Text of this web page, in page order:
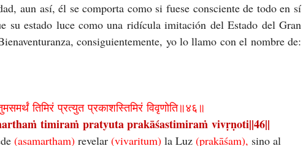
aun así, él se comporta como si fuese consciente de todo en sí
su estado luce como una ridícula imitación del Estado del Gran
तिमिरं प्रत्युत प्रकाशस्तिमिरं विवृणोति॥४६॥
timiraṁ pratyuta prakāśastimiraṁ vivṛṇoti||46||
(asamartham) revelar (vivaritum) la Luz (prakāśam), sino al